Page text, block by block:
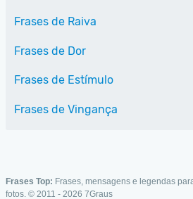
Frases de Raiva
Frases de Dor
Frases de Estímulo
Frases de Vingança
Frases Top: Frases, mensagens e legendas
fotos. © 2011 - 2026 7Graus